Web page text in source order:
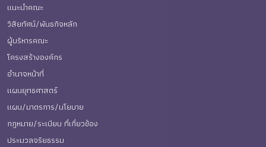
แนะนำคณะ
วิสัยทัศน์/พันธกิจหลัก
ผู้บริหารคณะ
โครงสร้างองค์กร
อำนาจหน้าที่
แผนยุทธศาสตร์
แผน/มาตรการ/นโยบาย
กฎหมาย/ระเบียบ ที่เกี่ยวข้อง
ประมวลจริยธรรม